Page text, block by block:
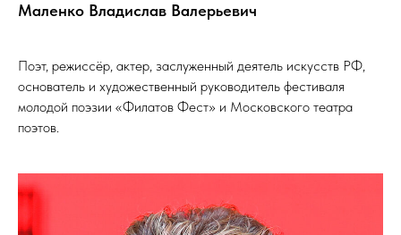
Маленко Владислав Валерьевич
Поэт, режиссёр, актер, заслуженный деятель искусств РФ,
основатель и художественный руководитель фестиваля
молодой поэзии «Филатов Фест» и Московского театра
поэтов.